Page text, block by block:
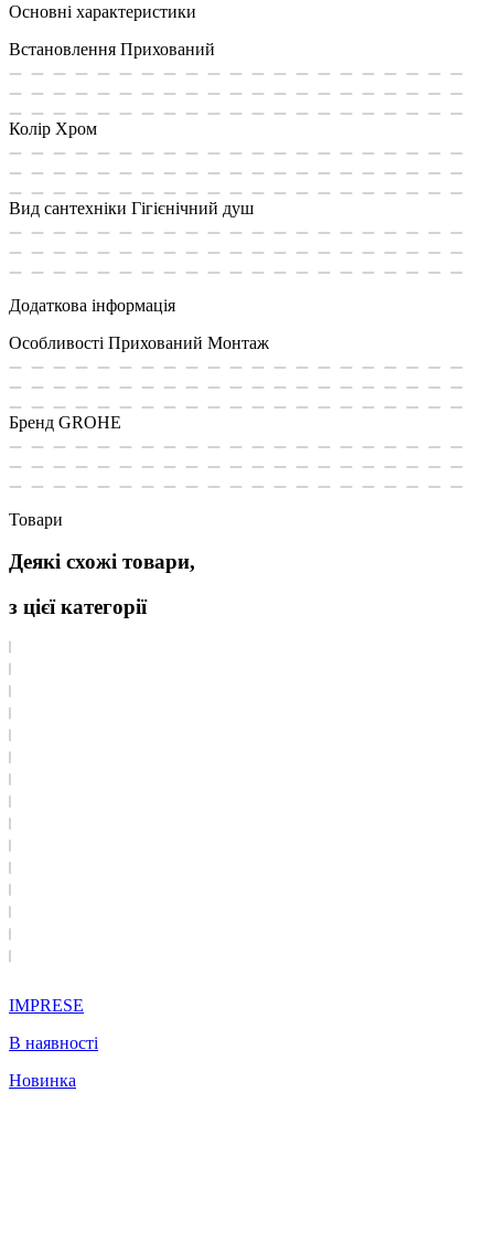
Основні характеристики
Встановлення Прихований
Колір Хром
Вид сантехніки Гігієнічний душ
Додаткова інформація
Особливості Прихований Монтаж
Бренд GROHE
Товари
Деякі схожі товари,
з цієї категорії
IMPRESE
В наявності
Новинка